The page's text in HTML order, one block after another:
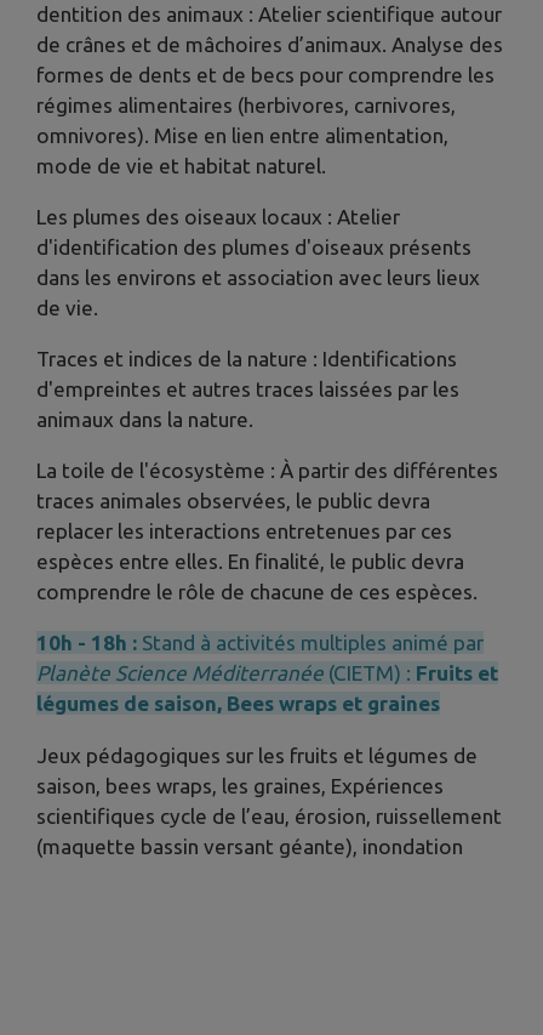
dentition des animaux : Atelier scientifique autour
de crânes et de mâchoires d’animaux. Analyse des
formes de dents et de becs pour comprendre les
régimes alimentaires (herbivores, carnivores,
omnivores). Mise en lien entre alimentation,
mode de vie et habitat naturel.
Les plumes des oiseaux locaux : Atelier
d'identification des plumes d'oiseaux présents
dans les environs et association avec leurs lieux
de vie.
Traces et indices de la nature : Identifications
d'empreintes et autres traces laissées par les
animaux dans la nature.
La toile de l'écosystème : À partir des différentes
traces animales observées, le public devra
replacer les interactions entretenues par ces
espèces entre elles. En finalité, le public devra
comprendre le rôle de chacune de ces espèces.
10h - 18h : Stand à activités multiples animé par
Planète Science Méditerranée (CIETM) : Fruits et
légumes de saison, Bees wraps et graines
Jeux pédagogiques sur les fruits et légumes de
saison, bees wraps, les graines, Expériences
scientifiques cycle de l’eau, érosion, ruissellement
(maquette bassin versant géante), inondation